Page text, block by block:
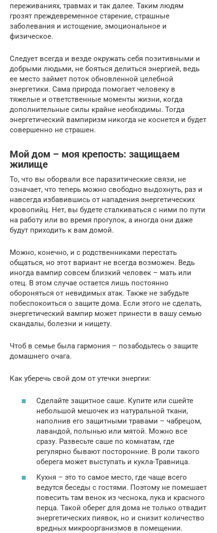
переживаниях, травмах и так далее. Таким людям
грозят преждевременное старение, страшные
заболевания и истощение, эмоциональное и
физическое.
Следует всегда и везде окружать себя позитивными и
добрыми людьми, не бояться делиться энергией, ведь
ее место займет поток обновленной целебной
энергетики. Сама природа помогает человеку в
тяжелые и ответственные моменты жизни, когда
дополнительные силы крайне необходимы. Тогда
энергетический вампиризм никогда не коснется и будет
совершенно не страшен.
Мой дом – моя крепость: защищаем
жилище
То, что вы оборвали все паразитические связи, не
означает, что теперь можно свободно выдохнуть, раз и
навсегда избавившись от нападения энергетических
кровопийц. Нет, вы будете сталкиваться с ними по пути
на работу или во время прогулок, а иногда они даже
будут приходить к вам домой.
Можно, конечно, и с родственниками перестать
общаться, но этот вариант не всегда возможен. Ведь
иногда вампир совсем близкий человек – мать или
отец. В этом случае остается лишь постоянно
обороняться от невидимых атак. Также не забудьте
побеспокоиться о защите дома. Если этого не сделать,
энергетический вампир может принести в вашу семью
скандалы, болезни и нищету.
Чтоб в семье была гармония – позабодьтесь о защите
домашнего очага.
Как уберечь свой дом от утечки энергии:
Сделайте защитное саше. Купите или сшейте
небольшой мешочек из натуральной ткани,
наполнив его защитными травами – чабрецом,
лавандой, полынью или мятой. Можно все
сразу. Развесьте саше по комнатам, где
регулярно бывают посторонние. В роли такого
оберега может выступать и кукла-Травница.
Кухня – это то самое место, где чаще всего
ведутся беседы с гостями. Поэтому не помешает
повесить там венок из чеснока, лука и красного
перца. Такой оберег для дома не только отвадит
энергетических пиявок, но и снизит количество
вредных микроорганизмов в помещении.